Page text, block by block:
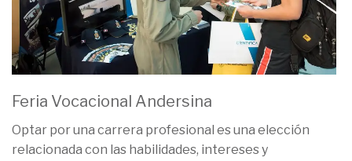
Feria Vocacional Andersina
Optar por una carrera profesional es una elección
relacionada con las habilidades, intereses y